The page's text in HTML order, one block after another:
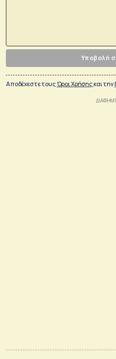
Υποβολή
Αποδέχεστε τουςΌροι Χρήσηςκαι την